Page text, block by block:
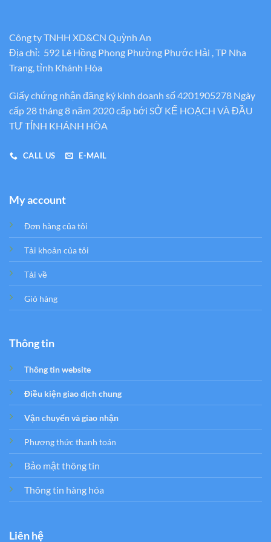
Công ty TNHH XD&CN Quỳnh An
Địa chỉ: 592 Lê Hồng Phong Phường Phước Hải , TP Nha
Trang, tỉnh Khánh Hòa
Giấy chứng nhận đăng ký kinh doanh số 4201905278 Ngày
cấp 28 tháng 8 năm 2020 cấp bới SỞ KẾ HOẠCH VÀ ĐẦU
TƯ TỈNH KHÁNH HÒA
CALL US E-MAIL
My account
Đơn hàng của tôi
Tải khoản của tôi
Tải về
Giỏ hàng
Thông tin
Thông tin website
Điều kiện giao dịch chung
Vận chuyển và giao nhận
Phương thức thanh toán
Bảo mật thông tin
Thông tin hàng hóa
Liên hệ